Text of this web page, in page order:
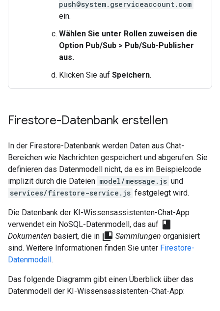
push@system.gserviceaccount.com
ein.
Wählen Sie unter Rollen zuweisen die
Option Pub/Sub > Pub/Sub-Publisher
aus.
Klicken Sie auf Speichern.
Firestore-Datenbank erstellen
In der Firestore-Datenbank werden Daten aus Chat-
Bereichen wie Nachrichten gespeichert und abgerufen. Sie
definieren das Datenmodell nicht, da es im Beispielcode
implizit durch die Dateien model/message.js und
services/firestore-service.js festgelegt wird.
Die Datenbank der KI-Wissensassistenten-Chat-App
verwendet ein NoSQL-Datenmodell, das auf class
Dokumenten basiert, die in collections_bookmark Sammlungen organisiert
sind. Weitere Informationen finden Sie unter Firestore-
Datenmodell .
Das folgende Diagramm gibt einen Überblick über das
Datenmodell der KI-Wissensassistenten-Chat-App: